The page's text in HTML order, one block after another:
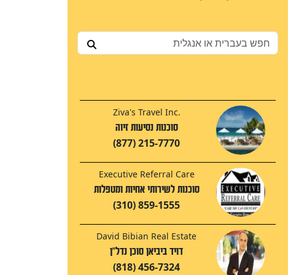
Ziva's Travel Inc.
סוכנות נסיעות זיוה
(877) 215-7770
Executive Referral Care
סוכנות לשירותי אחיות ומטפלות
(310) 859-1555
David Bibian Real Estate
דויד ביביאן סוכן נדל"ן
(818) 456-7324